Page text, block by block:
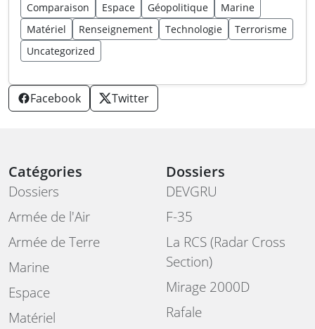
Comparaison
Espace Géopolitique
Marine
Matériel
Renseignement Technologie
Terrorisme
Uncategorized
Facebook Twitter
Catégories
Dossiers
Armée de l'Air
Armée de Terre
Marine
Espace
Matériel
Dossiers
DEVGRU
F-35
La RCS (Radar Cross
Section)
Mirage 2000D
Rafale